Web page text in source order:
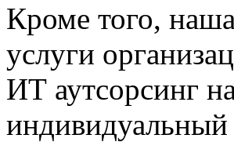
Кроме того,
услуги
ИТ аутсорсинг